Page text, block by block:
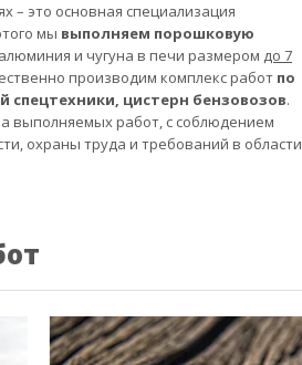
– это основная специализация
мы выполняем порошковую
и чугуна в печи размером до 7
производим комплекс работ по
спецтехники, цистерн бензовозов.
выполняемых работ, с соблюдением
охраны труда и требований в области